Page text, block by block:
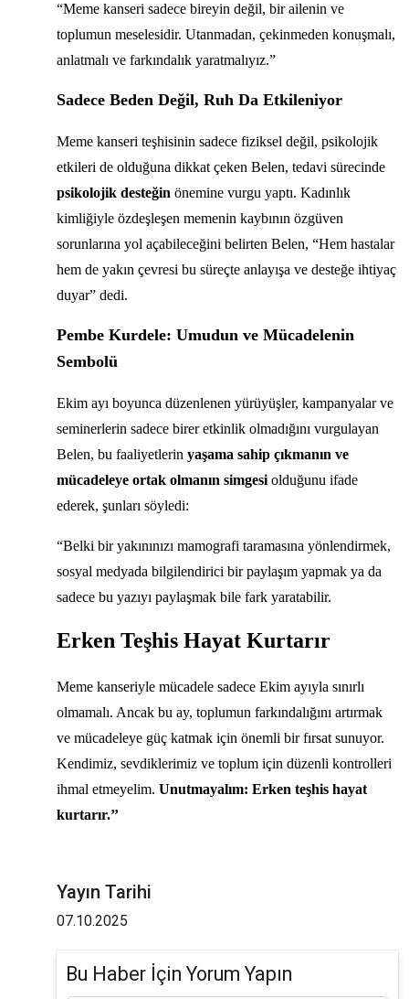
“Meme kanseri sadece bireyin değil, bir ailenin ve
toplumun meselesidir. Utanmadan, çekinmeden konuşmalı,
anlatmalı ve farkındalık yaratmalıyız.”
Sadece Beden Değil, Ruh Da Etkileniyor
Meme kanseri teşhisinin sadece fiziksel değil, psikolojik
etkileri de olduğuna dikkat çeken Belen, tedavi sürecinde
psikolojik desteğin önemine vurgu yaptı. Kadınlık
kimliğiyle özdeşleşen memenin kaybının özgüven
sorunlarına yol açabileceğini belirten Belen, “Hem hastalar
hem de yakın çevresi bu süreçte anlayışa ve desteğe ihtiyaç
duyar” dedi.
Pembe Kurdele: Umudun ve Mücadelenin
Sembolü
Ekim ayı boyunca düzenlenen yürüyüşler, kampanyalar ve
seminerlerin sadece birer etkinlik olmadığını vurgulayan
Belen, bu faaliyetlerin yaşama sahip çıkmanın ve
mücadeleye ortak olmanın simgesi olduğunu ifade
ederek, şunları söyledi:
“Belki bir yakınınızı mamografi taramasına yönlendirmek,
sosyal medyada bilgilendirici bir paylaşım yapmak ya da
sadece bu yazıyı paylaşmak bile fark yaratabilir.
Erken Teşhis Hayat Kurtarır
Meme kanseriyle mücadele sadece Ekim ayıyla sınırlı
olmamalı. Ancak bu ay, toplumun farkındalığını artırmak
ve mücadeleye güç katmak için önemli bir fırsat sunuyor.
Kendimiz, sevdiklerimiz ve toplum için düzenli kontrolleri
ihmal etmeyelim. Unutmayalım: Erken teşhis hayat
kurtarır.’’
Yayın Tarihi
07.10.2025
Bu Haber İçin Yorum Yapın